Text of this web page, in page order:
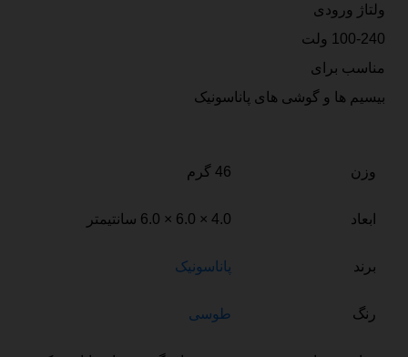
ولتاژ ورودی
100-240 ولت
مناسب برای
بیسیم ها و گوشی های پاناسونیک
وزن 46 گرم
ابعاد 4.0 × 6.0 × 6.0 سانتیمتر
برند پاناسونیک
رنگ طوسی